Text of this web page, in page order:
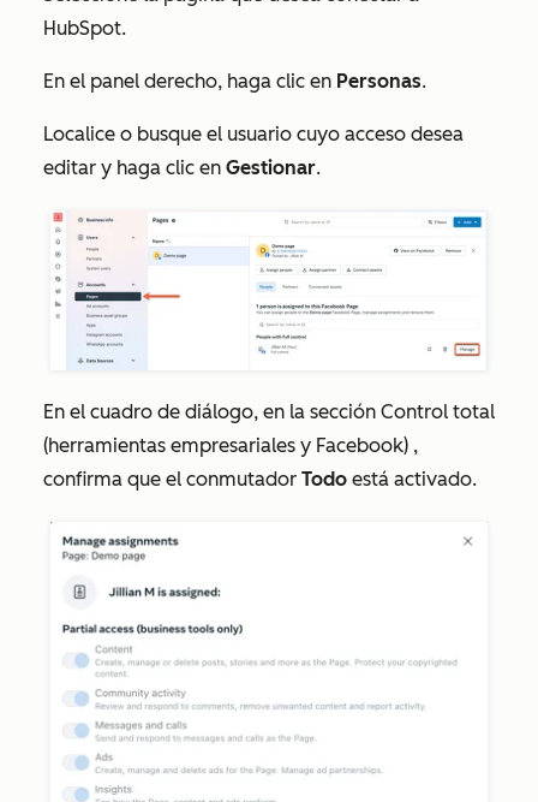
HubSpot.
En el panel derecho, haga clic en Personas.
Localice o busque el usuario cuyo acceso desea
editar y haga clic en Gestionar.
En el cuadro de diálogo, en la sección Control total
(herramientas empresariales y Facebook) ,
confirma que el conmutador Todo está activado.